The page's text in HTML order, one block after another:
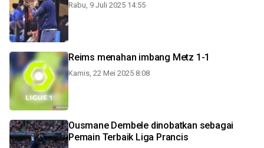
Rabu, 9 Juli 2025 14:55
Reims menahan imbang Metz 1-1
Kamis, 22 Mei 2025 8:08
Ousmane Dembele dinobatkan sebagai
Pemain Terbaik Liga Prancis